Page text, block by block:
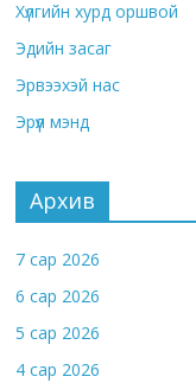
Хүлгийн хурд оршвой
Эдийн засаг
Эрвээхэй нас
Эрүүл мэнд
Архив
7 сар 2026
6 сар 2026
5 сар 2026
4 сар 2026